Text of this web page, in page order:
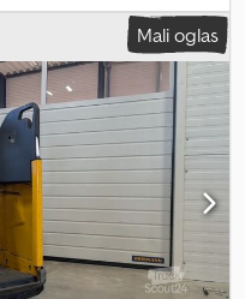
, Opis posebne opreme: Mini
(CAN-kod), jednostruki
Novi pregled i UVV
Mali oglas